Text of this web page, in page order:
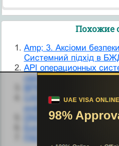
Похожие
Amp; 3. Аксіоми
Системний підхід в
API операционных
связанные с
BPM-система - це
CASE-средства
информационных
DNS - система